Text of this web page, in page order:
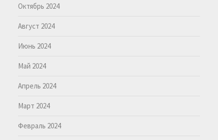
Октябрь 2024
Август 2024
Июнь 2024
Май 2024
Апрель 2024
Март 2024
Февраль 2024